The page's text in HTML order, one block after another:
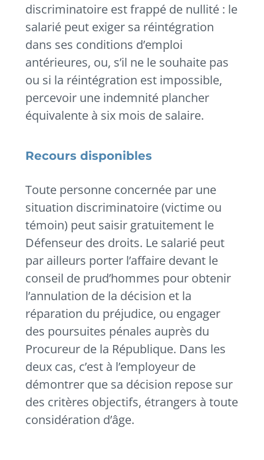
discriminatoire est frappé de nullité : le
salarié peut exiger sa réintégration
dans ses conditions d’emploi
antérieures, ou, s’il ne le souhaite pas
ou si la réintégration est impossible,
percevoir une indemnité plancher
équivalente à six mois de salaire.
Recours disponibles
Toute personne concernée par une
situation discriminatoire (victime ou
témoin) peut saisir gratuitement le
Défenseur des droits. Le salarié peut
par ailleurs porter l’affaire devant le
conseil de prud’hommes pour obtenir
l’annulation de la décision et la
réparation du préjudice, ou engager
des poursuites pénales auprès du
Procureur de la République. Dans les
deux cas, c’est à l’employeur de
démontrer que sa décision repose sur
des critères objectifs, étrangers à toute
considération d’âge.